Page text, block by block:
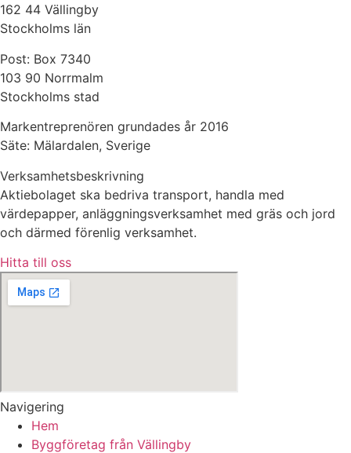
162 44 Vällingby
Stockholms län
Post: Box 7340
103 90 Norrmalm
Stockholms stad
Markentreprenören grundades år 2016
Säte: Mälardalen, Sverige
Verksamhetsbeskrivning
Aktiebolaget ska bedriva transport, handla med
värdepapper, anläggningsverksamhet med gräs och jord
och därmed förenlig verksamhet.
Hitta till oss
Navigering
Hem
Byggföretag från Vällingby